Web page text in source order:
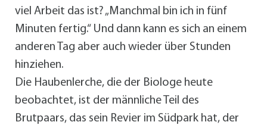
viel Arbeit das ist? „Manchmal bin ich in fünf
Minuten fertig.“ Und dann kann es sich an einem
anderen Tag aber auch wieder über Stunden
hinziehen.
Die Haubenlerche, die der Biologe heute
beobachtet, ist der männliche Teil des
Brutpaars, das sein Revier im Südpark hat, der